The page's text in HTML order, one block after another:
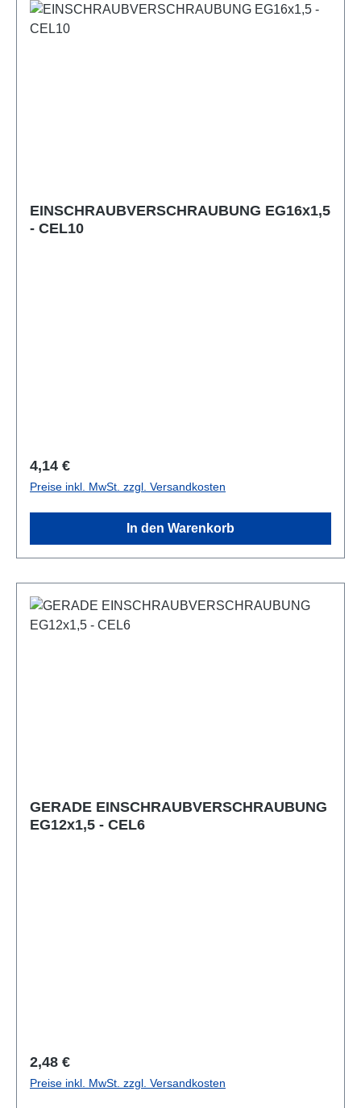
EINSCHRAUBVERSCHRAUBUNG EG16x1,5
- CEL10
Regulärer Preis:
4,14 €
Preise inkl. MwSt. zzgl. Versandkosten
In den Warenkorb
GERADE EINSCHRAUBVERSCHRAUBUNG
EG12x1,5 - CEL6
Regulärer Preis:
2,48 €
Preise inkl. MwSt. zzgl. Versandkosten